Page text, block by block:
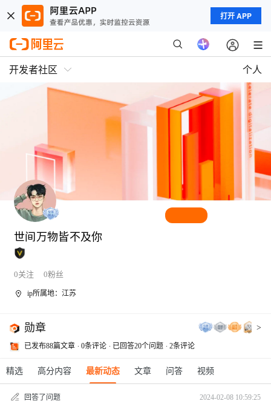
打开 APP
开发者社区 个人
世间万物皆不及你
0关注 0粉丝
ip所属地：江苏
勋章 >
已发布88篇文章 0条评论 已回答20个问题 2条评论
精选 高分内容 最新动态 文章 问答 视频
回答了问题 2024-02-08 10:59:25